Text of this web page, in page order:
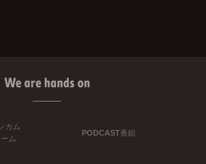
We are hands on
カム
ム
PODCAST番組